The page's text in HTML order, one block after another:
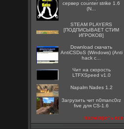
сервер counter strike 1.6
(N...
STEAM PLAYERS
[ПОДПИСЫВАЕТ СТИМ
ИГРОКОВ]
Download скачать
AntiCSDoS (Windows) (Anti
hack c...
Чит на скорость
LTFXSpeed v1.0
Napalm Nades 1.2
Загрузить чит n0manc0rz
five для CS-1.6
посмотреть все